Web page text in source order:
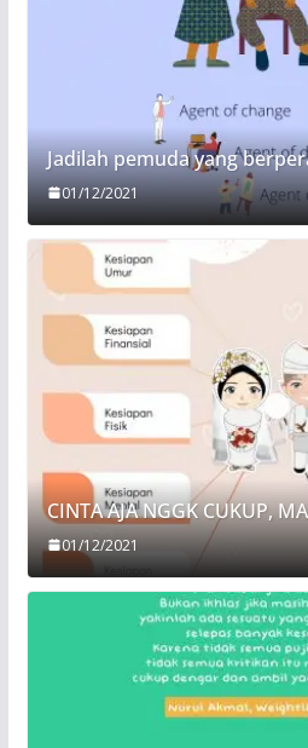
Jadilah pemuda yang
01/12/2021
CINTA AJA NGGK CUKUP,
01/12/2021